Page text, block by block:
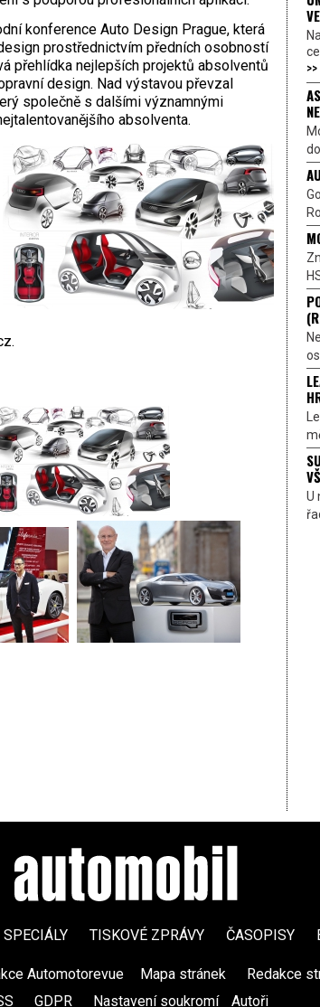
konference Auto Design Prague, která
prostřednictvím předních osobností
přehlídka nejlepších projektů absolventů
design. Nad výstavou převzal
společně s dalšími významnými
absolventa.
>>
U
SPECIÁLY TISKOVÉ ZPRÁVY ČASOPISY
Automotorevue Mapa stránek Redakce
GDPR Nastavení soukromí Autoři